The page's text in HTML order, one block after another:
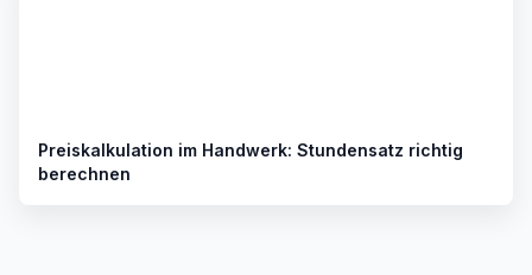
Preiskalkulation im Handwerk: Stundensatz richtig
berechnen